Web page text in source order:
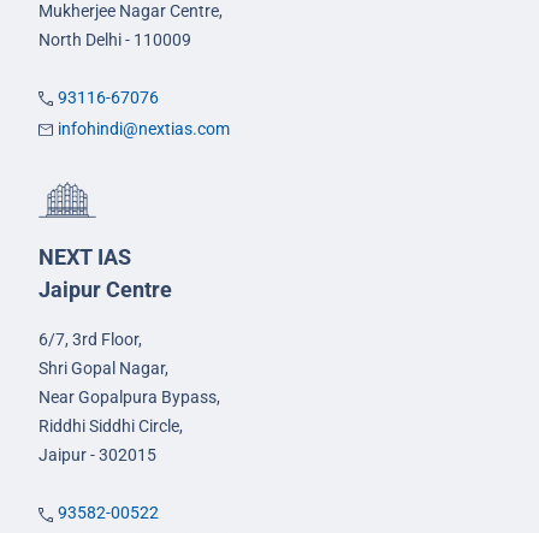
Mukherjee Nagar Centre,
North Delhi - 110009
93116-67076
infohindi@nextias.com
NEXT IAS
Jaipur Centre
6/7, 3rd Floor,
Shri Gopal Nagar,
Near Gopalpura Bypass,
Riddhi Siddhi Circle,
Jaipur - 302015
93582-00522